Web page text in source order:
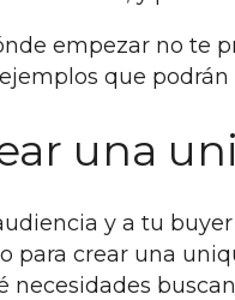
empezar no te
que podrán
una
y a tu
para crear una
necesidades